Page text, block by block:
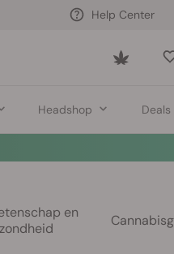
Help Center
Headshop Deals
en